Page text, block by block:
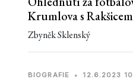
Krumlova s
Zbyněk Sklenský
BIOGRAFIE • 12.6.2023